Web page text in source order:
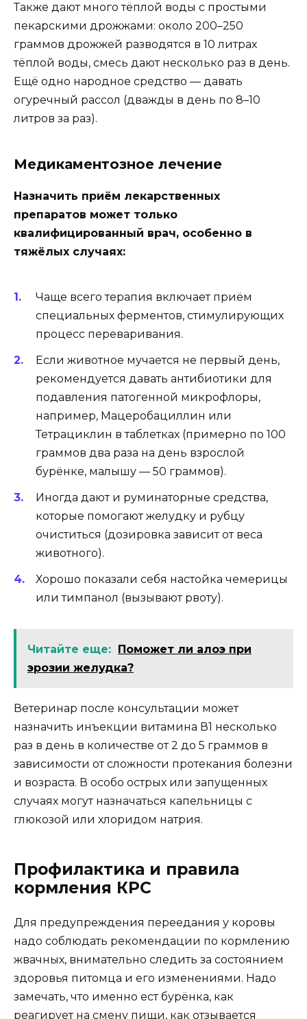
Также дают много тёплой воды с простыми
пекарскими дрожжами: около 200–250
граммов дрожжей разводятся в 10 литрах
тёплой воды, смесь дают несколько раз в день.
Ещё одно народное средство — давать
огуречный рассол (дважды в день по 8–10
литров за раз).
Медикаментозное лечение
Назначить приём лекарственных
препаратов может только
квалифицированный врач, особенно в
тяжёлых случаях:
Чаще всего терапия включает приём
специальных ферментов, стимулирующих
процесс переваривания.
Если животное мучается не первый день,
рекомендуется давать антибиотики для
подавления патогенной микрофлоры,
например, Мацеробациллин или
Тетрациклин в таблетках (примерно по 100
граммов два раза на день взрослой
бурёнке, малышу — 50 граммов).
Иногда дают и руминаторные средства,
которые помогают желудку и рубцу
очиститься (дозировка зависит от веса
животного).
Хорошо показали себя настойка чемерицы
или тимпанол (вызывают рвоту).
Читайте еще:
Поможет ли алоэ при
эрозии желудка?
Ветеринар после консультации может
назначить инъекции витамина В1 несколько
раз в день в количестве от 2 до 5 граммов в
зависимости от сложности протекания болезни
и возраста. В особо острых или запущенных
случаях могут назначаться капельницы с
глюкозой или хлоридом натрия.
Профилактика и правила
кормления КРС
Для предупреждения переедания у коровы
надо соблюдать рекомендации по кормлению
жвачных, внимательно следить за состоянием
здоровья питомца и его изменениями. Надо
замечать, что именно ест бурёнка, как
реагирует на смену пищи, как отзывается